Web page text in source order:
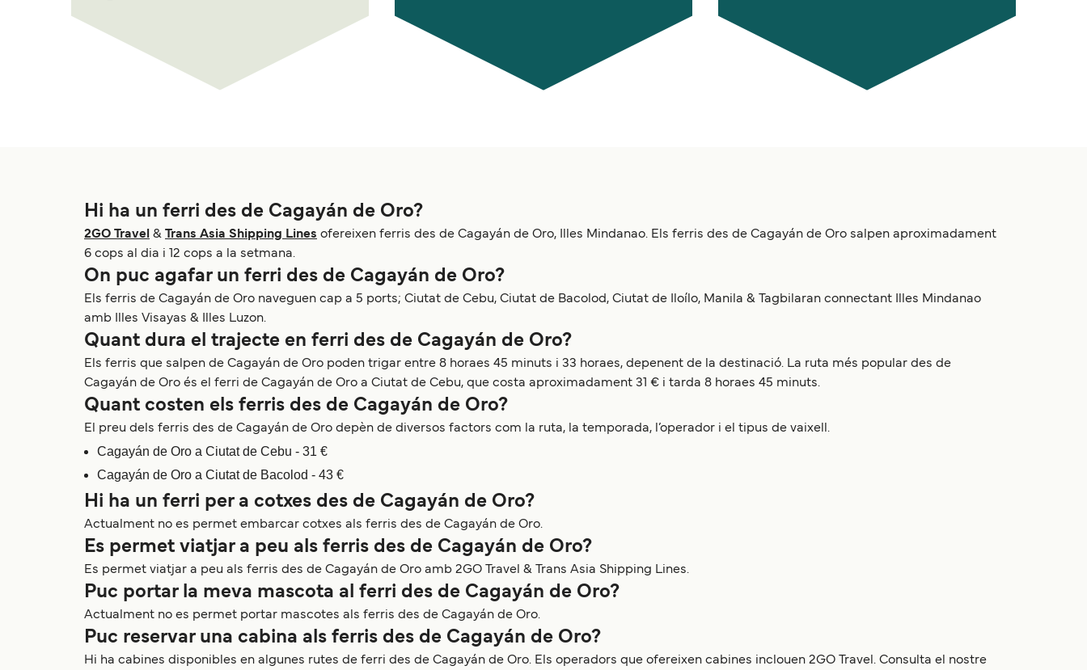
Hi ha un ferri des de Cagayán de Oro?
2GO Travel & Trans Asia Shipping Lines ofereixen ferris des de Cagayán de Oro, Illes Mindanao. Els ferris des de Cagayán de Oro salpen aproximadament
6 cops al dia i 12 cops a la setmana.
On puc agafar un ferri des de Cagayán de Oro?
Els ferris de Cagayán de Oro naveguen cap a 5 ports; Ciutat de Cebu, Ciutat de Bacolod, Ciutat de Iloílo, Manila & Tagbilaran connectant Illes Mindanao
amb Illes Visayas & Illes Luzon.
Quant dura el trajecte en ferri des de Cagayán de Oro?
Els ferris que salpen de Cagayán de Oro poden trigar entre 8 horaes 45 minuts i 33 horaes, depenent de la destinació. La ruta més popular des de
Cagayán de Oro és el ferri de Cagayán de Oro a Ciutat de Cebu, que costa aproximadament 31 € i tarda 8 horaes 45 minuts.
Quant costen els ferris des de Cagayán de Oro?
El preu dels ferris des de Cagayán de Oro depèn de diversos factors com la ruta, la temporada, l’operador i el tipus de vaixell.
Cagayán de Oro a Ciutat de Cebu - 31 €
Cagayán de Oro a Ciutat de Bacolod - 43 €
Hi ha un ferri per a cotxes des de Cagayán de Oro?
Actualment no es permet embarcar cotxes als ferris des de Cagayán de Oro.
Es permet viatjar a peu als ferris des de Cagayán de Oro?
Es permet viatjar a peu als ferris des de Cagayán de Oro amb 2GO Travel & Trans Asia Shipping Lines.
Puc portar la meva mascota al ferri des de Cagayán de Oro?
Actualment no es permet portar mascotes als ferris des de Cagayán de Oro.
Puc reservar una cabina als ferris des de Cagayán de Oro?
Hi ha cabines disponibles en algunes rutes de ferri des de Cagayán de Oro. Els operadors que ofereixen cabines inclouen 2GO Travel. Consulta el nostre